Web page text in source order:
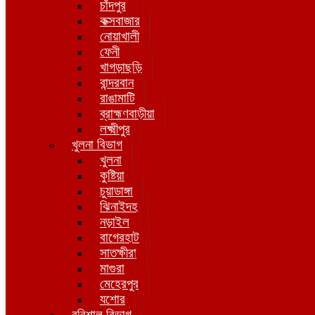
চাঁদপুর
কক্সবাজার
নোয়াখালী
ফেনী
খাগড়াছড়ি
বান্দরবান
রাঙামাটি
ব্রাহ্মণবাড়ীয়া
লক্ষ্মীপুর
খুলনা বিভাগ
খুলনা
কুষ্টিয়া
চুয়াডাঙ্গা
ঝিনাইদহ
নড়াইল
বাগেরহাট
সাতক্ষীরা
মাগুরা
মেহেরপুর
যশোর